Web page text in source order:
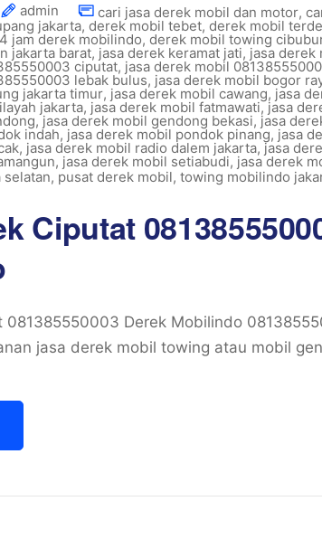
admin cari jasa derek mobil dan motor,
jakarta, derek mobil tebet, derek mobil
jam derek mobilindo, derek mobil towing
jakarta barat, jasa derek keramat jati, jasa derek
ciputat, jasa derek mobil
lebak bulus, jasa derek mobil bogor
jakarta timur, jasa derek mobil cawang, jasa
jakarta, jasa derek mobil fatmawati,jasa
,jasa derek mobil gendong bekasi, jasa
indah, jasa derek mobil pondok pinang, jasa
, jasa derek mobil radio dalem jakarta, jasa
, jasa derek mobil setiabudi, jasa derek
selatan, pusat derek mobil, towing mobilindo
Ciputat
081385550003 Derek Mobilindo
jasa derek mobil towing atau mobil